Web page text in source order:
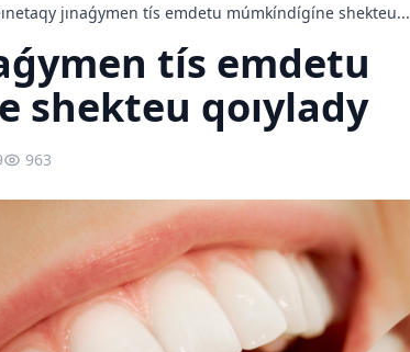
jınaǵymen tís emdetu múmkíndígíne shekteu...
tís emdetu
shekteu qoıylady
963